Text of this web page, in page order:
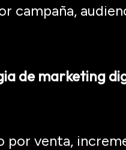
campaña,
de marketing
por venta,